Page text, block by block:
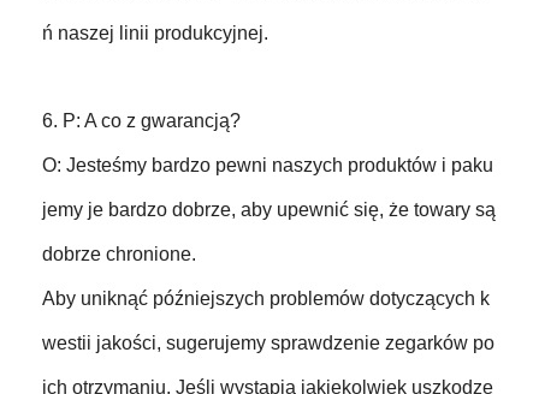
ń naszej linii produkcyjnej.
6. P: A co z gwarancją?
O: Jesteśmy bardzo pewni naszych produktów i paku
jemy je bardzo dobrze, aby upewnić się, że towary są
dobrze chronione.
Aby uniknąć późniejszych problemów dotyczących k
westii jakości, sugerujemy sprawdzenie zegarków po
ich otrzymaniu. Jeśli wystąpią jakiekolwiek uszkodze